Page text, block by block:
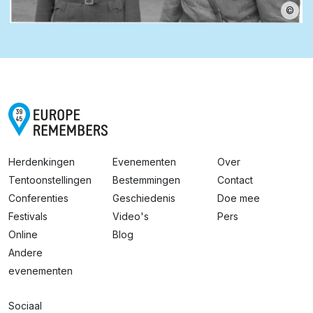
©
Herdenkingen
Tentoonstellingen
Conferenties
Festivals
Online
Andere
evenementen
Evenementen
Bestemmingen
Geschiedenis
Video's
Blog
Over
Contact
Doe mee
Pers
Sociaal